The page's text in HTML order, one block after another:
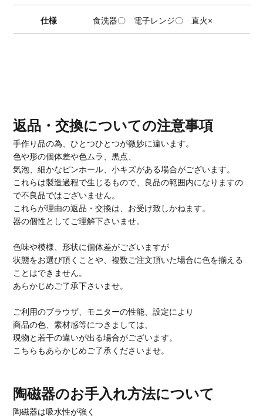
仕様 食洗器〇 電子レンジ〇 直火×
返品・交換についての注意事項
手作り品の為、ひとつひとつが微妙に違います。
色や形の個体差や色ムラ、黒点、
気泡、細かなピンホール、小キズがある場合がございます。
これらは製造過程で生じるもので、良品の範囲内になりますの
で不良品ではございません。
これらが理由の返品・交換は、お受け致しかねます。
器の個性としてご理解下さいませ。
色味や模様、形状に個体差がございますが
状態をお選び頂くことや、複数ご注文頂いた場合に色を揃える
ことはできません。
あらかじめご了承下さいませ。
ご利用のブラウザ、モニターの性能、設定により
商品の色、素材感等につきましては、
現物と若干の違いが出る場合がございます。
こちらもあらかじめご了承くださいませ。
陶磁器のお手入れ方法について
陶磁器は吸水性が強く